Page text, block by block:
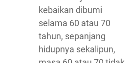
kebaikan dibumi
selama 60 atau 70
tahun, sepanjang
hidupnya sekalipun,